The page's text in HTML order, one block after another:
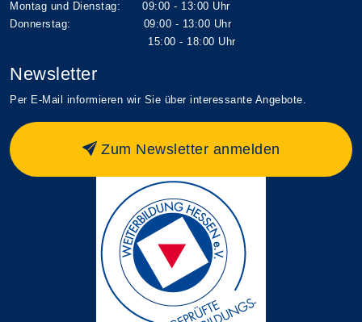
Montag und Dienstag: 09:00 - 13:00 Uhr
Donnerstag: 09:00 - 13:00 Uhr
15:00 - 18:00 Uhr
Newsletter
Per E-Mail informieren wir Sie über interessante Angebote.
Zum Newsletter anmelden